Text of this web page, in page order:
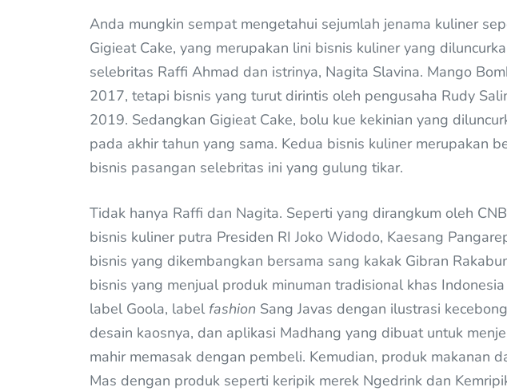
Anda mungkin sempat mengetahui sejumlah jenama kuliner
Gigieat Cake, yang merupakan lini bisnis kuliner yang
selebritas Raffi Ahmad dan istrinya, Nagita Slavina. Mango
2017, tetapi bisnis yang turut dirintis oleh pengusaha Rudy
2019. Sedangkan Gigieat Cake, bolu kue kekinian yang
pada akhir tahun yang sama. Kedua bisnis kuliner merupakan
bisnis pasangan selebritas ini yang gulung tikar.
Tidak hanya Raffi dan Nagita. Seperti yang dirangkum oleh
bisnis kuliner putra Presiden RI Joko Widodo, Kaesang
bisnis yang dikembangkan bersama sang kakak Gibran
bisnis yang menjual produk minuman tradisional khas
label Goola, label fashion Sang Javas dengan ilustrasi
desain kaosnya, dan aplikasi Madhang yang dibuat untuk
mahir memasak dengan pembeli. Kemudian, produk makanan
Mas dengan produk seperti keripik merek Ngedrink dan